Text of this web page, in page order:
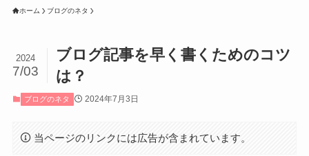
ホーム ブログのネタ
ブログ記事を早く書くためのコツ
は？
2024
7/03
ブログのネタ 2024年7月3日
当ページのリンクには広告が含まれています。